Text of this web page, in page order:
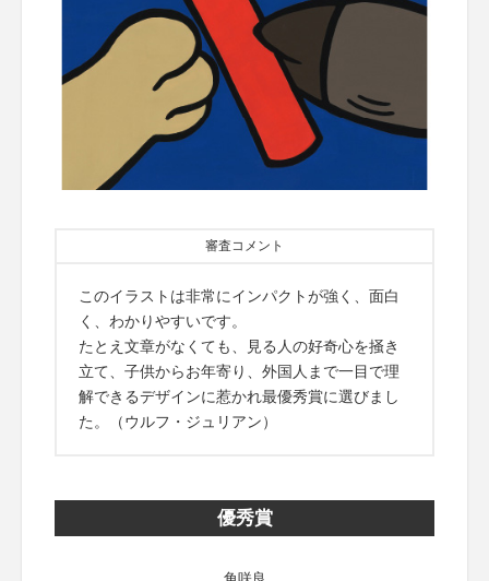
審査コメント
このイラストは非常にインパクトが強く、面白
く、わかりやすいです。
たとえ文章がなくても、見る人の好奇心を掻き
立て、子供からお年寄り、外国人まで一目で理
解できるデザインに惹かれ最優秀賞に選びまし
た。（ウルフ・ジュリアン）
優秀賞